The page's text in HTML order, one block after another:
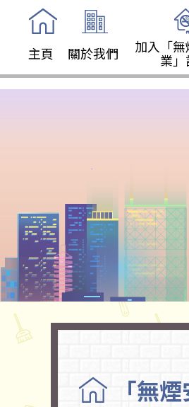
主頁 關於我們 加入「
業
「無